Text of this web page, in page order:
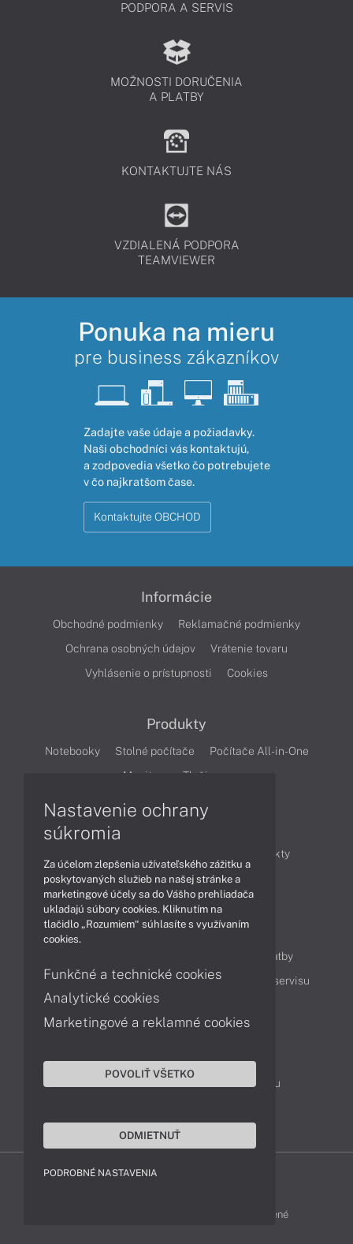
PODPORA A SERVIS
MOŽNOSTI DORUČENIA
A PLATBY
KONTAKTUJTE NÁS
VZDIALENÁ PODPORA
TEAMVIEWER
Ponuka na mieru
pre business zákazníkov
Zadajte vaše údaje a požiadavky.
Naši obchodníci vás kontaktujú,
a zodpovedia všetko čo potrebujete
v čo najkratšom čase.
Kontaktujte OBCHOD
Informácie
Obchodné podmienky
Reklamačné podmienky
Ochrana osobných údajov
Vrátenie tovaru
Vyhlásenie o prístupnosti
Cookies
Produkty
Notebooky Stolné počítače
Počítače All-in-One
Monitory
Tlačiarne
Produkty
Technológie
Videá
Obsah
Možnosti doručenia a platby
Podpora a servis
Servisné služby Cenník servisu
Kontakty
043 4224 771
Obchodné oddelenie
Reklamácia tovaru
HP-SHOP © 2012 - 2026 Všetky práva vyhradené
Nastavenie ochrany
súkromia
Za účelom zlepšenia užívateľského zážitku a
poskytovaných služieb na našej stránke a
marketingové účely sa do Vášho prehliadača
ukladajú súbory cookies. Kliknutím na
tlačidlo „Rozumiem“ súhlasíte s využívaním
cookies.
Funkčné a technické cookies
Analytické cookies
Marketingové a reklamné cookies
POVOLIŤ VŠETKO
ODMIETNUŤ
PODROBNÉ NASTAVENIA